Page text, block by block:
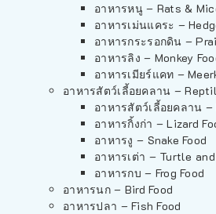
อาหารหนู – Rats &
อาหารเม่นแคระ –
อาหารกระรอกดิน –
อาหารลิง – Monkey
อาหารเมียร์แคท –
อาหารสัตว์เลี้อยคลาน –
อาหารสัตว์เลี้อยคลาน –
อาหารกิ้งก่า – Lizard
อาหารงู – Snake Food
อาหารเต่า – Turtle
อาหารกบ – Frog Food
อาหารนก – Bird Food
อาหารปลา – Fish Food